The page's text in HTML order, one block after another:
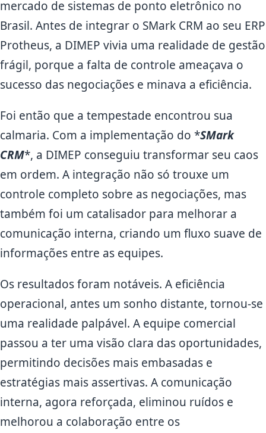
mercado de sistemas de ponto eletrônico no
Brasil. Antes de integrar o SMark CRM ao seu ERP
Protheus, a DIMEP vivia uma realidade de gestão
frágil, porque a falta de controle ameaçava o
sucesso das negociações e minava a eficiência.
Foi então que a tempestade encontrou sua
calmaria. Com a implementação do *SMark
CRM*, a DIMEP conseguiu transformar seu caos
em ordem. A integração não só trouxe um
controle completo sobre as negociações, mas
também foi um catalisador para melhorar a
comunicação interna, criando um fluxo suave de
informações entre as equipes.
Os resultados foram notáveis. A eficiência
operacional, antes um sonho distante, tornou-se
uma realidade palpável. A equipe comercial
passou a ter uma visão clara das oportunidades,
permitindo decisões mais embasadas e
estratégias mais assertivas. A comunicação
interna, agora reforçada, eliminou ruídos e
melhorou a colaboração entre os